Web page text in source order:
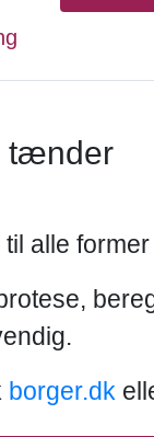
tænder
alle
borger.dk